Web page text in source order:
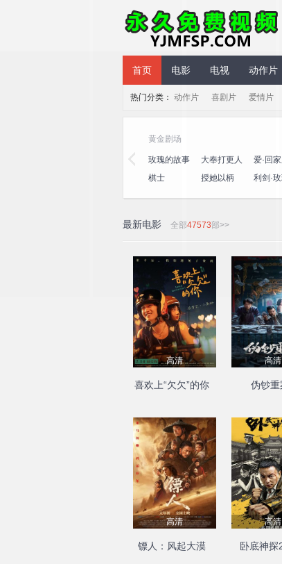
永久免费视频
首页 电影 电视 动作片
热门分类： 动作片 喜剧片 爱情片
黄金剧场
玫瑰的故事 大奉打更人
爱·回
心速递
棋士 授她以柄 利剑·
最新电影 全部47573部>>
高清
喜欢上“欠欠”的你
高清
伪钞重
高清
镖人：风起大漠
高清
卧底神探